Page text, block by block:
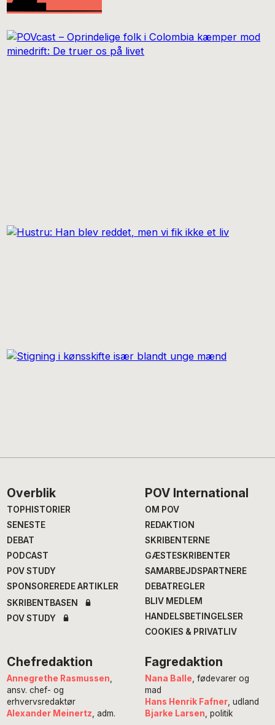
Footer
Overblik
TOPHISTORIER
SENESTE
DEBAT
PODCAST
POV STUDY
SPONSOREREDE ARTIKLER
SKRIBENTBASEN
POV STUDY
POV International
OM POV
REDAKTION
SKRIBENTERNE
GÆSTESKRIBENTER
SAMARBEJDSPARTNERE
DEBATREGLER
BLIV MEDLEM
HANDELSBETINGELSER
COOKIES & PRIVATLIV
Chefredaktion
Annegrethe Rasmussen
ansv. chef- og
erhvervsredaktør
Alexander Meinertz , adm.
Fagredaktion
Nana Balle , fødevarer og
mad
Hans Henrik Fafner, udland
Bjarke Larsen , politik